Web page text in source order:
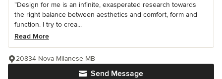
“Design for me is an infinite, exasperated research towards
the right balance between aesthetics and comfort, form and
function. I try to crea...
Read More
Send Message
20834 Nova Milanese MB